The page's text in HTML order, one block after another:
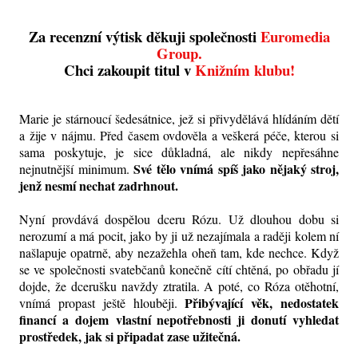
Za recenzní výtisk děkuji společnostiEuromedia
Group.
Chci zakoupit titul vKnižním klubu!
Marie je stárnoucí šedesátnice, jež si přivydělává hlídáním dětí
a žije v nájmu. Před časem ovdověla a veškerá péče, kterou si
sama poskytuje, je sice důkladná, ale nikdy nepřesáhne
nejnutnější minimum. Své tělo vnímá spíš jako nějaký stroj,
jenž nesmí nechat zadrhnout.
Nyní provdává dospělou dceru Rózu. Už dlouhou dobu si
nerozumí a má pocit, jako by ji už nezajímala a raději kolem ní
našlapuje opatrně, aby nezažehla oheň tam, kde nechce. Když
se ve společnosti svatebčanů konečně cítí chtěná, po obřadu jí
dojde, že dcerušku navždy ztratila. A poté, co Róza otěhotní,
vnímá propast ještě hlouběji.Přibývající věk, nedostatek
financí a dojem vlastní nepotřebnosti ji donutí vyhledat
prostředek, jak si připadat zase užitečná.